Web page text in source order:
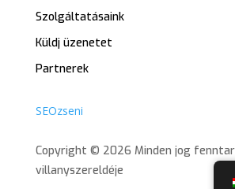
Szolgáltatásaink
Küldj üzenetet
Partnerek
SEOzseni
Copyright © 2026 Minden jog
villanyszereldéje